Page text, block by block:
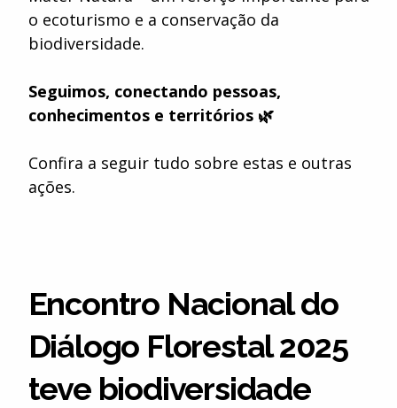
o ecoturismo e a conservação da
biodiversidade.
Seguimos, conectando pessoas,
conhecimentos e territórios 🌿
Confira a seguir tudo sobre estas e outras
ações.
Encontro Nacional do
Diálogo Florestal 2025
teve biodiversidade